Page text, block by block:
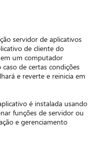
servidor de aplicativos
de cliente do
um computador
de certas condições
e reverte e reinicia em
é instalada usando
funções de servidor ou
e gerenciamento